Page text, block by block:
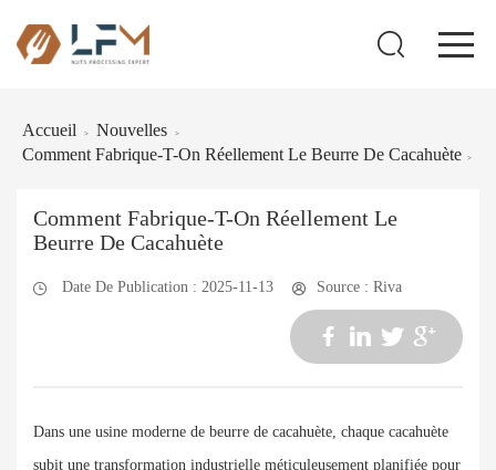
Accueil > Nouvelles >
Comment Fabrique-T-On Réellement Le Beurre De Cacahuète >
Comment Fabrique-T-On Réellement Le
Beurre De Cacahuète
Date De Publication : 2025-11-13 Source : Riva
Dans une usine moderne de beurre de cacahuète, chaque cacahuète
subit une transformation industrielle méticuleusement planifiée pour